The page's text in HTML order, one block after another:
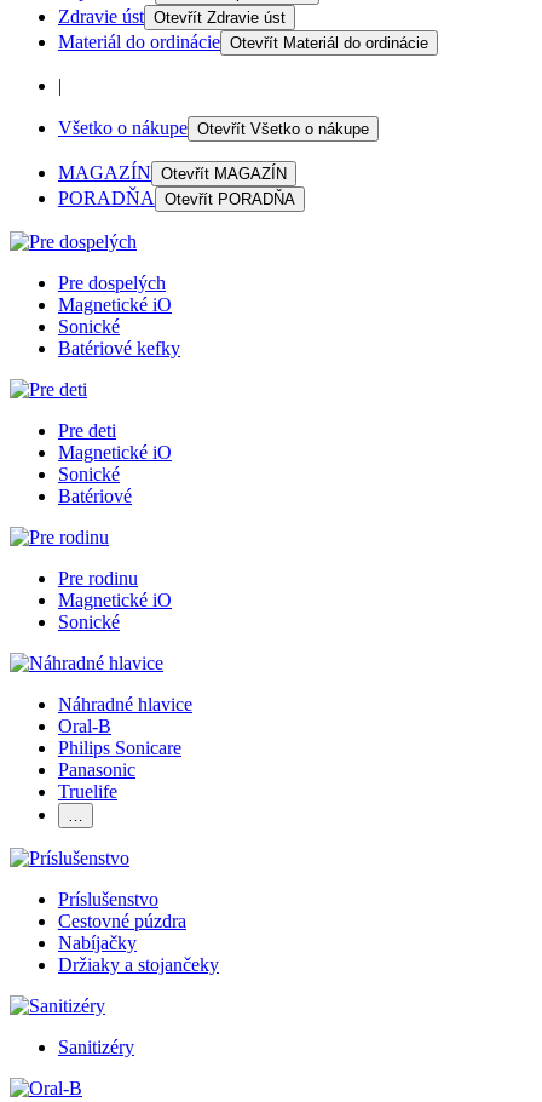
Zdravie úst Otevřít Zdravie úst
Materiál do ordinácie Otevřít Materiál do ordinácie
|
Všetko o nákupe Otevřít Všetko o nákupe
MAGAZÍN Otevřít MAGAZÍN
PORADŇA Otevřít PORADŇA
Pre dospelých
Magnetické iO
Sonické
Batériové kefky
Pre deti
Magnetické iO
Sonické
Batériové
Pre rodinu
Magnetické iO
Sonické
Náhradné hlavice
Oral-B
Philips Sonicare
Panasonic
Truelife
…
Príslušenstvo
Cestovné púzdra
Nabíjačky
Držiaky a stojančeky
Sanitizéry